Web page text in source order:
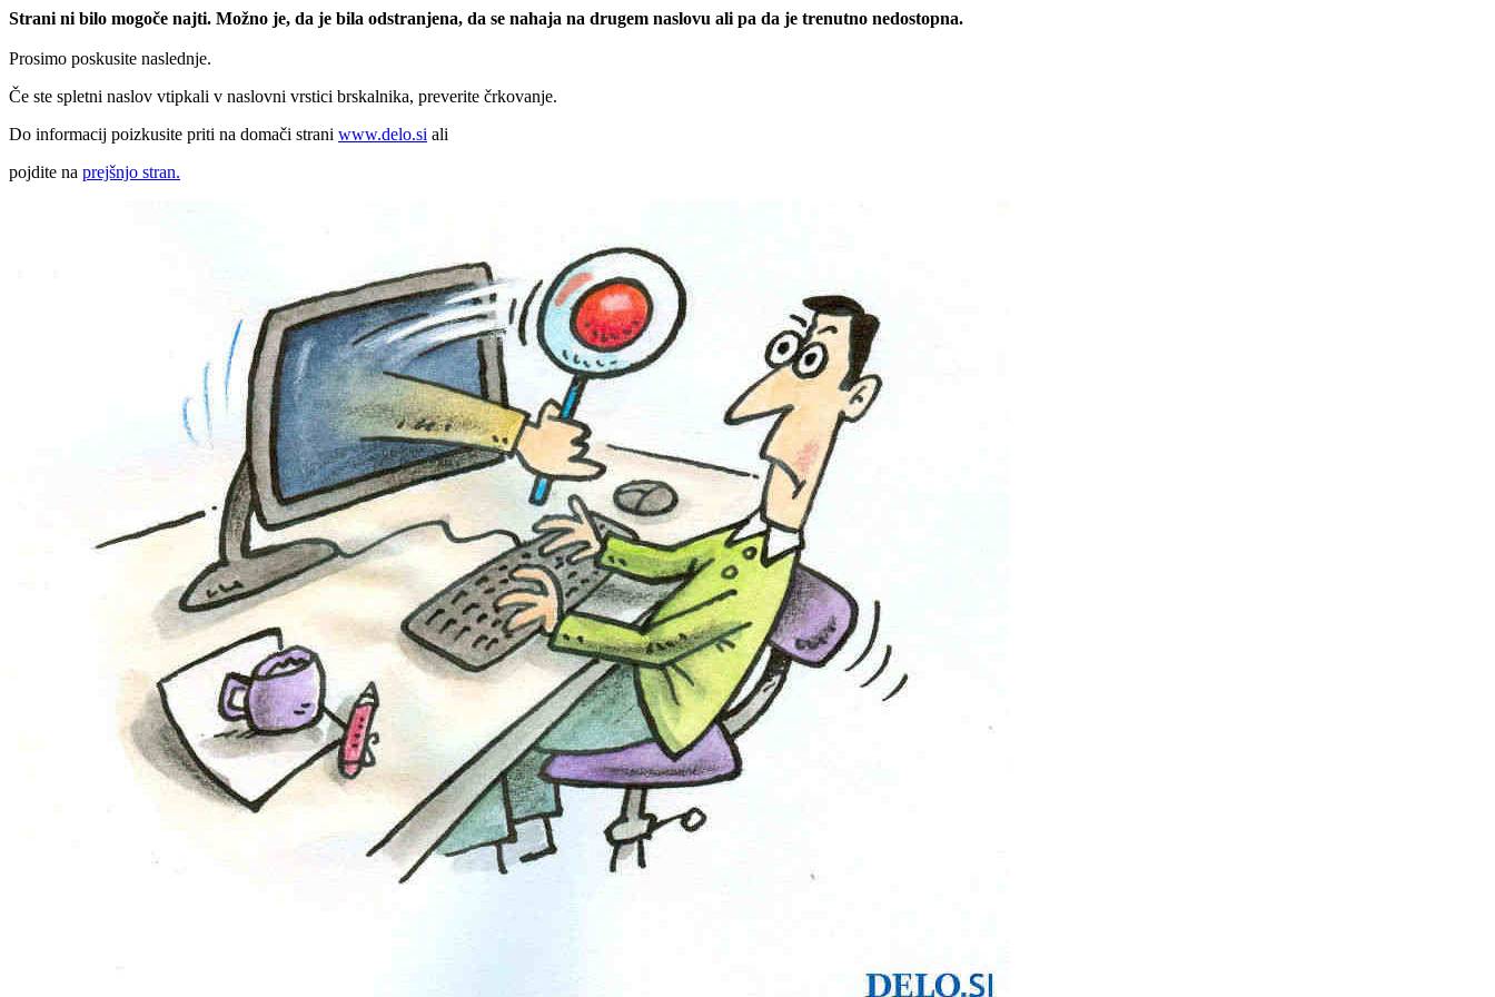
Strani ni bilo mogoče najti. Možno je, da je bila odstranjena, da se nahaja na drugem naslovu ali pa da je trenutno nedostopna.
Prosimo poskusite naslednje.
Če ste spletni naslov vtipkali v naslovni vrstici brskalnika, preverite črkovanje.
Do informacij poizkusite priti na domači strani www.delo.si ali
pojdite na prejšnjo stran.